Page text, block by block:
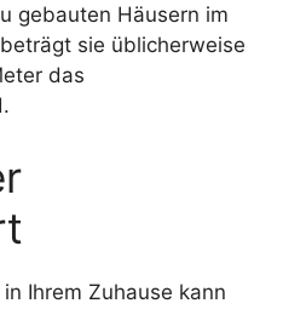
gebauten Häusern im
sie üblicherweise
das
Ihrem Zuhause kann